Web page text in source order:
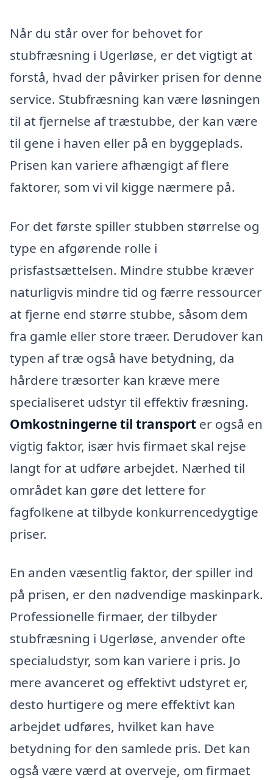
Når du står over for behovet for
stubfræsning i Ugerløse, er det vigtigt at
forstå, hvad der påvirker prisen for denne
service. Stubfræsning kan være løsningen
til at fjernelse af træstubbe, der kan være
til gene i haven eller på en byggeplads.
Prisen kan variere afhængigt af flere
faktorer, som vi vil kigge nærmere på.
For det første spiller stubben størrelse og
type en afgørende rolle i
prisfastsættelsen. Mindre stubbe kræver
naturligvis mindre tid og færre ressourcer
at fjerne end større stubbe, såsom dem
fra gamle eller store træer. Derudover kan
typen af træ også have betydning, da
hårdere træsorter kan kræve mere
specialiseret udstyr til effektiv fræsning.
Omkostningerne til transport er også en
vigtig faktor, især hvis firmaet skal rejse
langt for at udføre arbejdet. Nærhed til
området kan gøre det lettere for
fagfolkene at tilbyde konkurrencedygtige
priser.
En anden væsentlig faktor, der spiller ind
på prisen, er den nødvendige maskinpark.
Professionelle firmaer, der tilbyder
stubfræsning i Ugerløse, anvender ofte
specialudstyr, som kan variere i pris. Jo
mere avanceret og effektivt udstyret er,
desto hurtigere og mere effektivt kan
arbejdet udføres, hvilket kan have
betydning for den samlede pris. Det kan
også være værd at overveje, om firmaet